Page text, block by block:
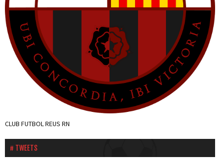
CLUB FUTBOL REUS RN
TWEETS